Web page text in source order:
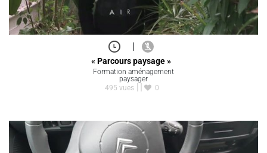
|
« Parcours paysage »
Formation aménagement
paysager
495 vues
0